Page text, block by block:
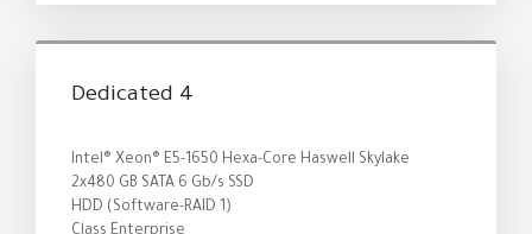
Dedicated 4
Intel® Xeon® E5-1650 Hexa-Core Haswell Skylake
2x480 GB SATA 6 Gb/s SSD
HDD (Software-RAID 1)